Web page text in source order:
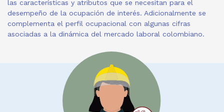
las características y atributos que se necesitan para el
desempeño de la ocupación de interés. Adicionalmente se
complementa el perfil ocupacional con algunas cifras
asociadas a la dinámica del mercado laboral colombiano.